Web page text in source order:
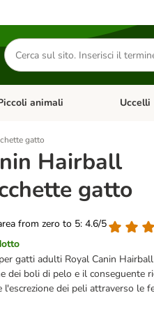
Cerca
prodotti
Menu Categoria: Diete e
animali Apri
Uccelli
gatto
Hairball
gatto
from zero to 5: 4.6/5
gatti adulti Royal Canin Hairball
dei boli di pelo e il conseguente
dei peli attraverso le